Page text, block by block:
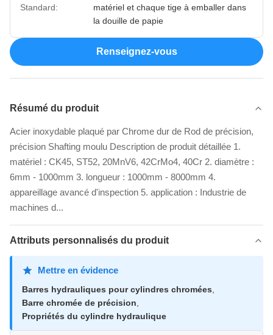
Standard:
matériel et chaque tige à emballer dans
la douille de papie
Renseignez-vous
Résumé du produit
Acier inoxydable plaqué par Chrome dur de Rod de précision,
précision Shafting moulu Description de produit détaillée 1.
matériel : CK45, ST52, 20MnV6, 42CrMo4, 40Cr 2. diamètre :
6mm - 1000mm 3. longueur : 1000mm - 8000mm 4.
appareillage avancé d'inspection 5. application : Industrie de
machines d...
Attributs personnalisés du produit
Mettre en évidence
Barres hydrauliques pour cylindres chromées,
Barre chromée de précision,
Propriétés du cylindre hydraulique